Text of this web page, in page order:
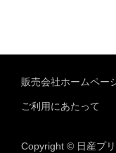
販売会社ホームペー
ご利用にあたって
Copyright © 日産プ